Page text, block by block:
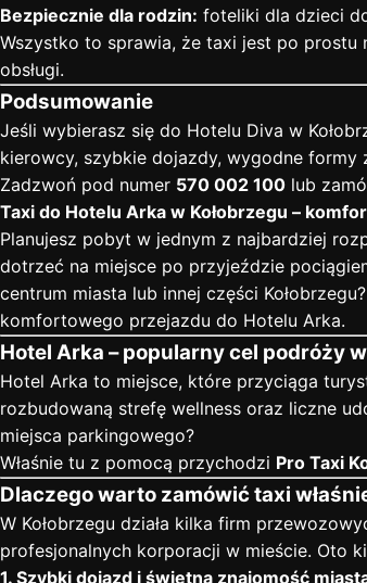
Bezpiecznie dla rodzin: foteliki dla dzieci
Wszystko to sprawia, że taxi jest po prostu
obsługi.
Podsumowanie
Jeśli wybierasz się do Hotelu Diva w
kierowcy, szybkie dojazdy, wygodne
Zadzwoń pod numer 570 002 100 lub
Taxi do Hotelu Arka w Kołobrzegu –
Planujesz pobyt w jednym z najbardziej
dotrzeć na miejsce po przyjeździe
centrum miasta lub innej części
komfortowego przejazdu do Hotelu Arka.
Hotel Arka – popularny cel podróży
Hotel Arka to miejsce, które przyciąga
rozbudowaną strefę wellness oraz liczne
miejsca parkingowego?
Właśnie tu z pomocą przychodzi Pro Taxi
Dlaczego warto zamówić taxi
W Kołobrzegu działa kilka firm
profesjonalnych korporacji w mieście. Oto
1. Szybki dojazd i świetna znajomość